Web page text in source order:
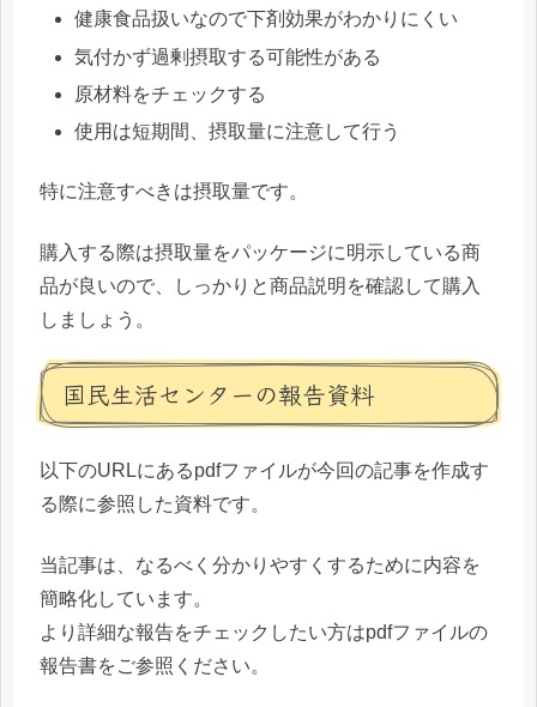
健康食品扱いなので下剤効果がわかりにくい
気付かず過剰摂取する可能性がある
原材料をチェックする
使用は短期間、摂取量に注意して行う
特に注意すべきは摂取量です。
購入する際は摂取量をパッケージに明示している商
品が良いので、しっかりと商品説明を確認して購入
しましょう。
国民生活センターの報告資料
以下のURLにあるpdfファイルが今回の記事を作成す
る際に参照した資料です。
当記事は、なるべく分かりやすくするために内容を
簡略化しています。
より詳細な報告をチェックしたい方はpdfファイルの
報告書をご参照ください。